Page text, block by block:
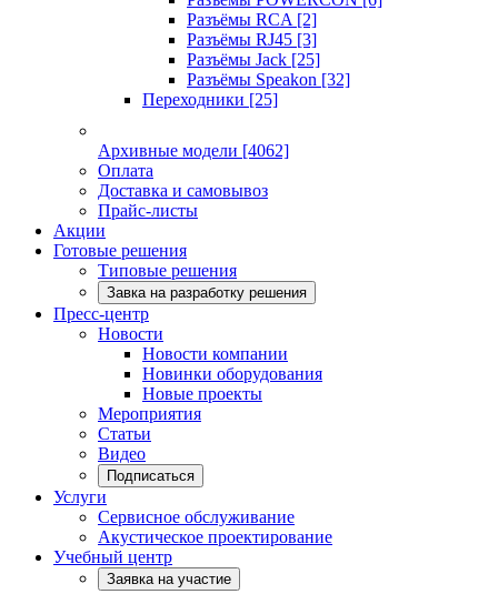
Разъёмы RCA [2]
Разъёмы RJ45 [3]
Разъёмы Jack [25]
Разъёмы Speakon [32]
Переходники [25]
Архивные модели [4062]
Оплата
Доставка и самовывоз
Прайс-листы
Акции
Готовые решения
Типовые решения
Завка на разработку решения
Пресс-центр
Новости
Новости компании
Новинки оборудования
Новые проекты
Мероприятия
Статьи
Видео
Подписаться
Услуги
Сервисное обслуживание
Акустическое проектирование
Учебный центр
Заявка на участие